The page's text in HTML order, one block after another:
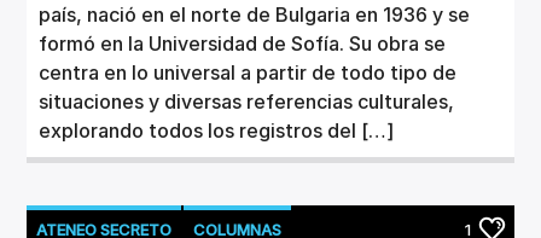
país, nació en el norte de Bulgaria en 1936 y se
formó en la Universidad de Sofía. Su obra se
centra en lo universal a partir de todo tipo de
situaciones y diversas referencias culturales,
explorando todos los registros del […]
ATENEO SECRETO COLUMNAS 1